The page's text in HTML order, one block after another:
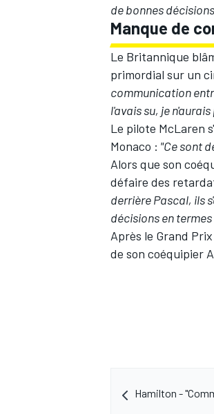
de bonnes
Manque de
Le Britannique
primordial sur un
communication
l'avais su, je
Le pilote McLaren
Monaco : "Ce sont
Alors que son
défaire des
derrière Pascal, ils
décisions en
Après le Grand
de son coéquipier
Hamilton -